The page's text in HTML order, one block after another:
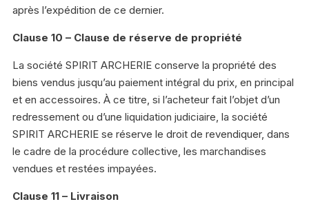
après l’expédition de ce dernier.
Clause 10 – Clause de réserve de propriété
La société SPIRIT ARCHERIE conserve la propriété des
biens vendus jusqu’au paiement intégral du prix, en principal
et en accessoires. À ce titre, si l’acheteur fait l’objet d’un
redressement ou d’une liquidation judiciaire, la société
SPIRIT ARCHERIE se réserve le droit de revendiquer, dans
le cadre de la procédure collective, les marchandises
vendues et restées impayées.
Clause 11 – Livraison